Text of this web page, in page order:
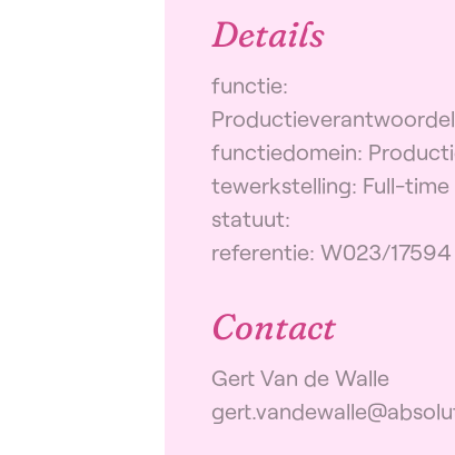
Details
functie:
functiedomein:
tewerkstelling: Full-time
statuut:
referentie: W023/17594
Contact
Gert Van de Walle